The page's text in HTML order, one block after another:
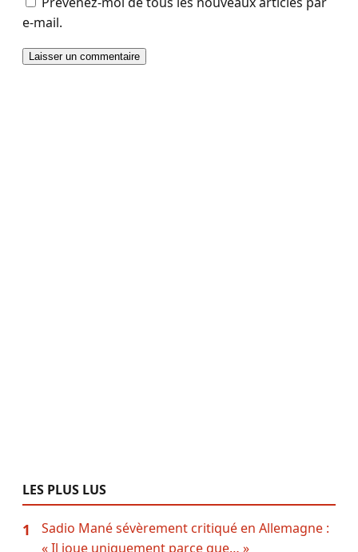
e-mail.
LES PLUS LUS
1
Sadio Mané sévèrement critiqué en Allemagne :
« Il joue uniquement parce que… »